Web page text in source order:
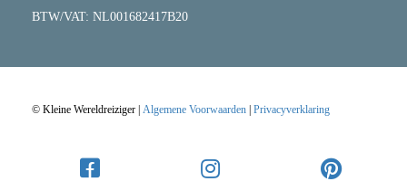
BTW/VAT: NL001682417B20
© Kleine Wereldreiziger | Algemene Voorwaarden Privacyverklaring